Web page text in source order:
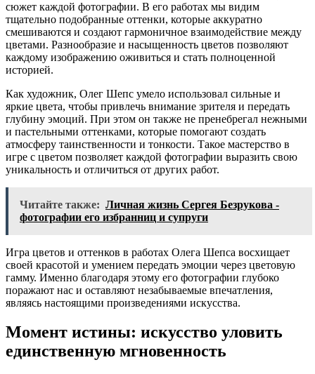
сюжет каждой фотографии. В его работах мы видим
тщательно подобранные оттенки, которые аккуратно
смешиваются и создают гармоничное взаимодействие между
цветами. Разнообразие и насыщенность цветов позволяют
каждому изображению оживиться и стать полноценной
историей.
Как художник, Олег Шепс умело использовал сильные и
яркие цвета, чтобы привлечь внимание зрителя и передать
глубину эмоций. При этом он также не пренебрегал нежными
и пастельными оттенками, которые помогают создать
атмосферу таинственности и тонкости. Такое мастерство в
игре с цветом позволяет каждой фотографии выразить свою
уникальность и отличиться от других работ.
Читайте также: Личная жизнь Сергея Безрукова -
фотографии его избранниц и супруги
Игра цветов и оттенков в работах Олега Шепса восхищает
своей красотой и умением передать эмоции через цветовую
гамму. Именно благодаря этому его фотографии глубоко
поражают нас и оставляют незабываемые впечатления,
являясь настоящими произведениями искусства.
Момент истины: искусство уловить
единственную мгновенность